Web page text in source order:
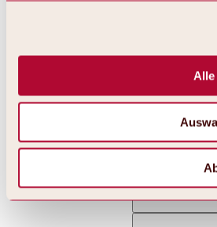
Alle
Alles zu Skifahren &